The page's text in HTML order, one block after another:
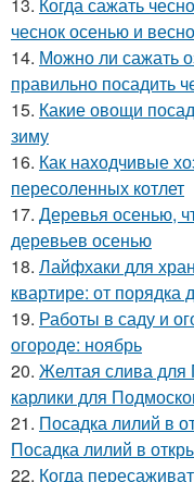
чеснок осенью и
14. Можно ли сажать
правильно посадить
15. Какие овощи
зиму
16. Как находчивые
пересоленных котлет
17. Деревья осенью,
деревьев осенью
18. Лайфхаки для
квартире: от
19. Работы в саду и
огороде: ноябрь
20. Желтая слива
карлики для
21. Посадка лилий в
Посадка лилий в
22. Когда